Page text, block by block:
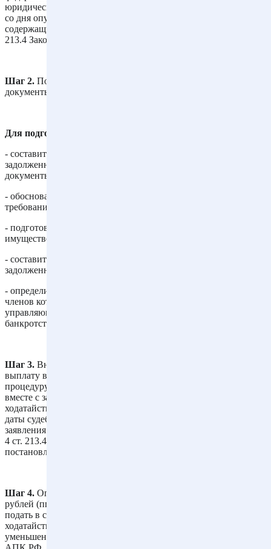
юридических лиц. Следует учесть, что по истечении 30 дней
со дня опубликования указанного уведомления сведения,
содержащиеся в нем, утрачивают силу (п. 2.1 ст. 7, п. 2.1 ст.
213.4 Закона о банкротстве).
Шаг 2. Подготовить заявление и необходимые к нему
документы.
Для подготовки заявления понадобится, в частности:
- составить список кредиторов, определить размеры
задолженности, подобрать, подтверждающие задолженность
документы;
- обосновать невозможность удовлетворить в полном объеме
требования кредиторов;
- подготовить сведения об имеющемся у должника
имуществе;
- составить список дебиторов, определить размер дебиторской
задолженности;
- определиться с саморегулируемой организации, из числа
членов которой будет утверждаться финансовый
управляющий (ст.ст. 37, 38, п. 4 ст. 213.4 Закона о
банкротстве).
Шаг 3. Внести в депозит арбитражного суда 25 000 рублей на
выплату вознаграждения финансовому управляющему за одну
процедуру банкротстве либо подготовить и подать в суд
вместе с заявлением о признании должника банкротом
ходатайство о предоставлении отсрочки внесения средств до
даты судебного заседания по рассмотрению обоснованности
заявления о признании гражданина банкротом (п. 3 ст. 20.6, п.
4 ст. 213.4 Закона о банкротстве, абз. второй п. 19
постановления Пленума ВС РФ от 13.10.2015 N 45).
Шаг 4. Оплатить государственную пошлину в размере 300
рублей (пп. 5 п. 1 ст. 333.21 НК РФ) либо подготовить и
подать в суд вместе с заявлением о признании себя банкротом
ходатайство о предоставлении отсрочки, рассрочки, об
уменьшении размера госпошлины (п. 2 ч. 1 ст. 126, ч. 2 ст. 224